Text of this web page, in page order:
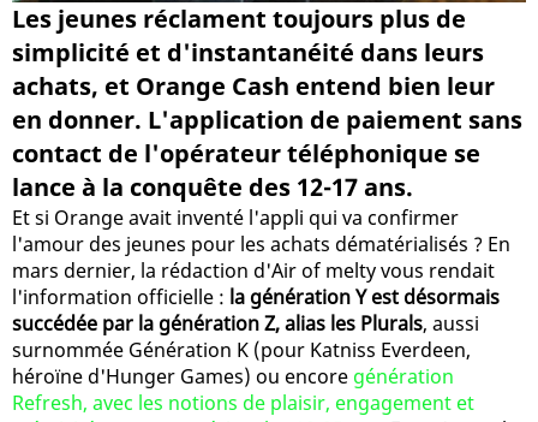
Les jeunes réclament toujours plus de
simplicité et d'instantanéité dans leurs
achats, et Orange Cash entend bien leur
en donner. L'application de paiement sans
contact de l'opérateur téléphonique se
lance à la conquête des 12-17 ans.
Et si Orange avait inventé l'appli qui va confirmer
l'amour des jeunes pour les achats dématérialisés ? En
mars dernier, la rédaction d'Air of melty vous rendait
l'information officielle : la génération Y est désormais
succédée par la génération Z, alias les Plurals, aussi
surnommée Génération K (pour Katniss Everdeen,
héroïne d'Hunger Games) ou encore génération
Refresh, avec les notions de plaisir, engagement et